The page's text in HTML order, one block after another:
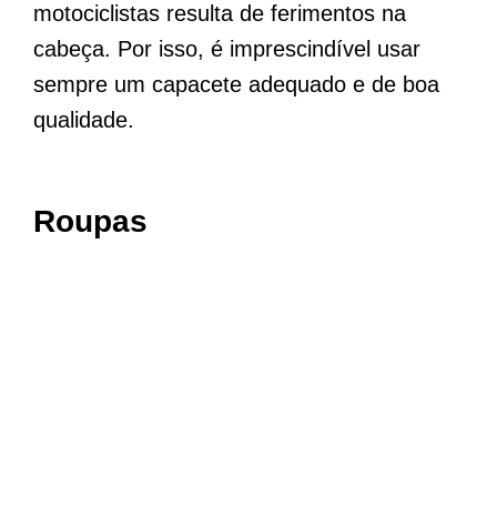
motociclistas resulta de ferimentos na
cabeça. Por isso, é imprescindível usar
sempre um capacete adequado e de boa
qualidade.
Roupas